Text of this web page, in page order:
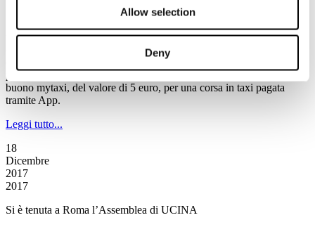
Allow selection
Deny
ultimo miglio, di Trenitalia e mytaxi. Fino al 14 gennaio i
clienti Trenitalia acquistando online un biglietto
destinazione Roma, Milano o Torino potranno, al momento del
pagamento sutrenitalia.com, aggiungere gratuitamente un
buono mytaxi, del valore di 5 euro, per una corsa in taxi pagata
tramite App.
Leggi tutto...
18
Dicembre
2017
2017
Si è tenuta a Roma l’Assemblea di UCINA